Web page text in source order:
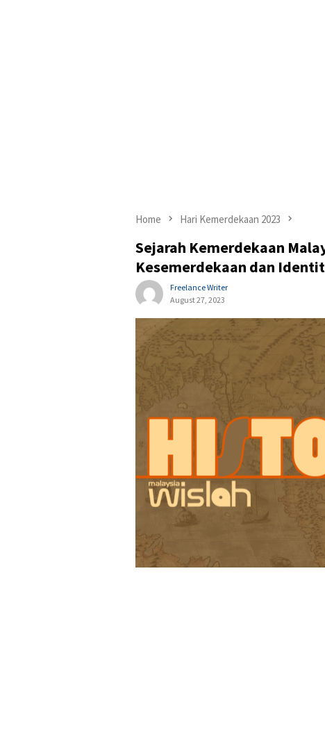
Home Hari Kemerdekaan 2023
Sejarah Kemerdekaan
Kesemerdekaan dan
Freelance Writer
August 27, 2023